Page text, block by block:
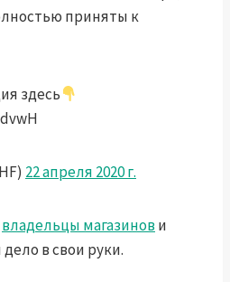
приняты к
здесь
22 апреля 2020 г.
владельцы магазинов и
в свои руки.